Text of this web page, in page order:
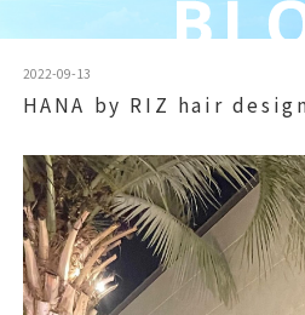
2022-09-13
HANA by RIZ hair
動
画
プ
レ
ー
ヤ